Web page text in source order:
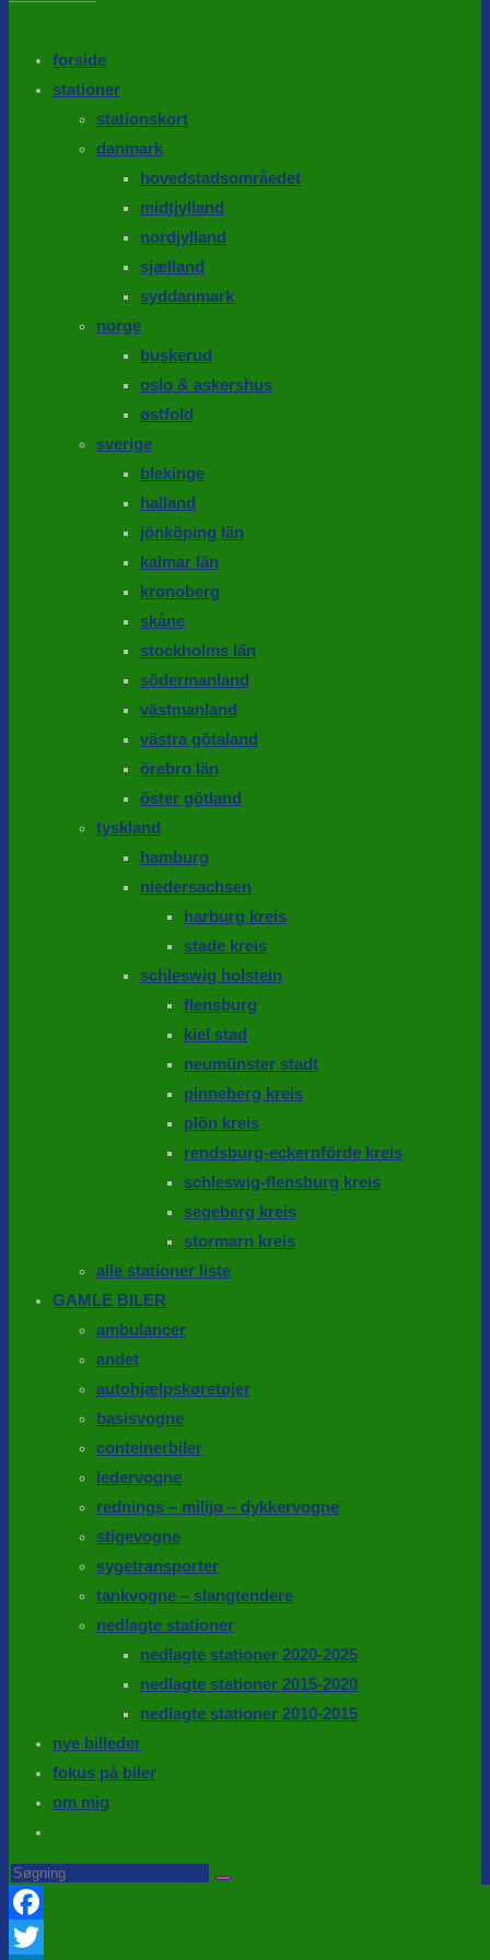
forside
stationer
stationskort
danmark
hovedstadsområedet
midtjylland
nordjylland
sjælland
syddanmark
norge
buskerud
oslo & askershus
østfold
sverige
blekinge
halland
jönköping län
kalmar län
kronoberg
skåne
stockholms län
södermanland
västmanland
västra götaland
örebro län
öster götland
tyskland
hamburg
niedersachsen
harburg kreis
stade kreis
schleswig holstein
flensburg
kiel stad
neumünster stadt
pinneberg kreis
plön kreis
rendsburg-eckernförde kreis
schleswig-flensburg kreis
segeberg kreis
stormarn kreis
alle stationer liste
GAMLE BILER
ambulancer
andet
autohjælpskøretøjer
basisvogne
conteinerbiler
ledervogne
rednings – milijø – dykkervogne
stigevogne
sygetransporter
tankvogne – slangtendere
nedlagte stationer
nedlagte stationer 2020-2025
nedlagte stationer 2015-2020
nedlagte stationer 2010-2015
nye billeder
fokus på biler
om mig
website
Search
this
website
Facebook